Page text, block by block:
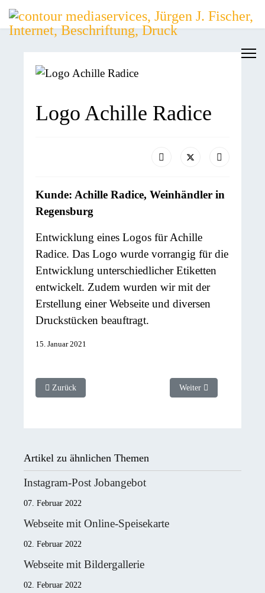
Logo Achille Radice
Kunde: Achille Radice, Weinhändler in
Regensburg
Entwicklung eines Logos für Achille
Radice. Das Logo wurde vorrangig für die
Entwicklung unterschiedlicher Etiketten
entwickelt. Zudem wurden wir mit der
Erstellung einer Webseite und diversen
Druckstücken beauftragt.
15. Januar 2021
Vorheriger Beitrag: Logo Dr. H.-J. Raab Urologie
Zurück Nächster Beitrag:
Weiter
Artikel zu ähnlichen Themen
Instagram-Post Jobangebot
07. Februar 2022
Webseite mit Online-Speisekarte
02. Februar 2022
Webseite mit Bildergallerie
02. Februar 2022